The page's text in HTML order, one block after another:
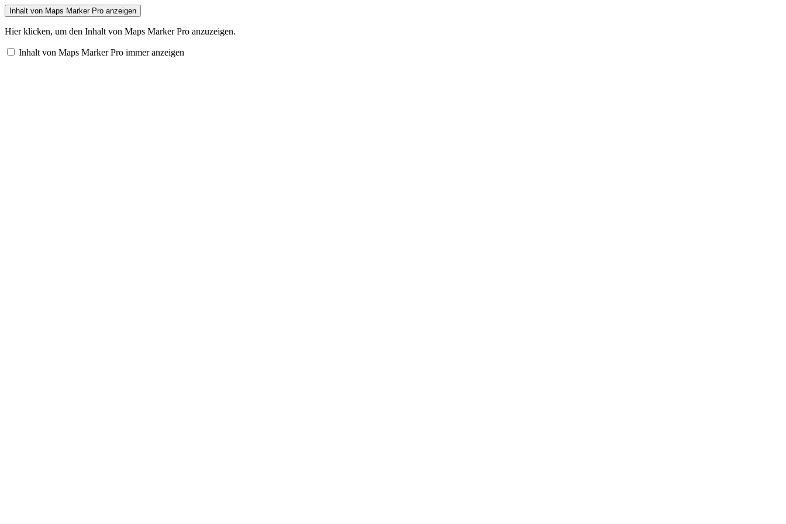
Inhalt von Maps Marker Pro anzeigen
Hier klicken, um den Inhalt von Maps Marker Pro anzuzeigen.
Inhalt von Maps Marker Pro immer anzeigen